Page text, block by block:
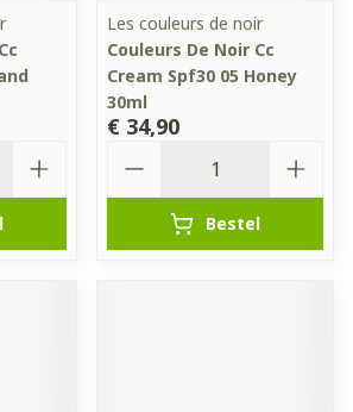
Les couleurs de noir
Couleurs De Noir Cc
Cream Spf30 05 Honey
30ml
€ 34,90
Bestel